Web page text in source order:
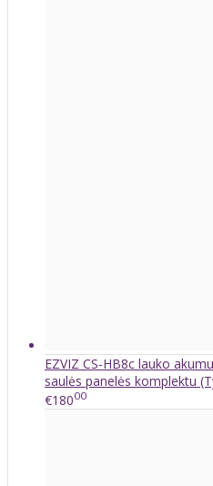
EZVIZ CS-HB8c lauko
saulės panelės komplektu
€18000